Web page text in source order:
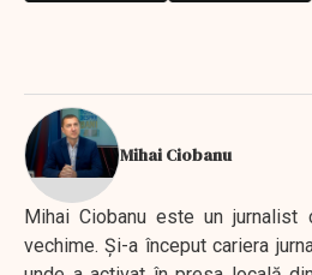
Mihai Ciobanu
Mihai Ciobanu este un
vechime. Şi-a început cariera